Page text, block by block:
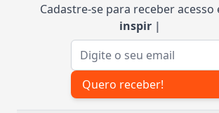
Cadastre-se para receber acesso
inspirações
Endereço de e-mail
Quero receber!